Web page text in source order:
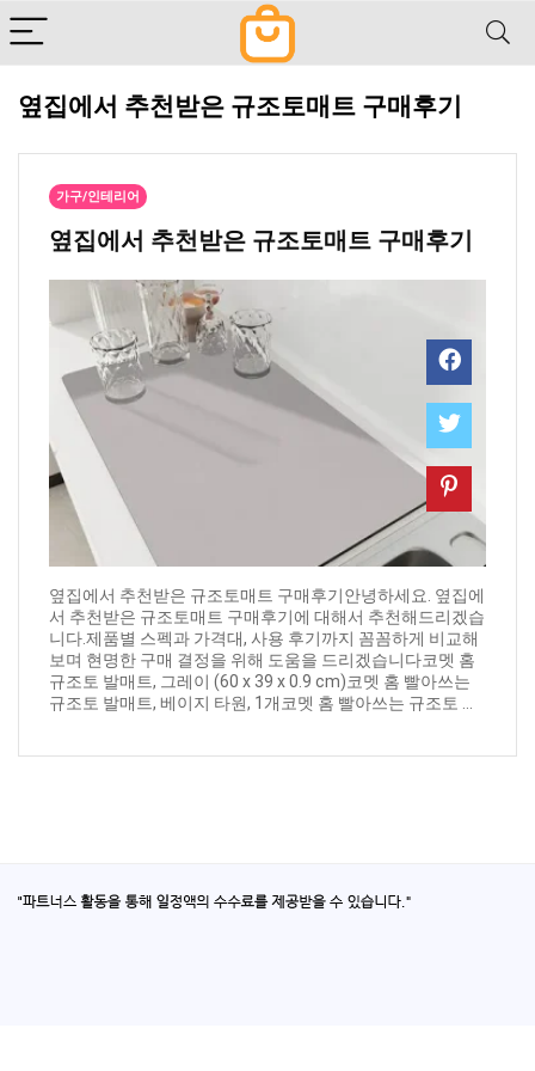
옆집에서 추천받은 규조토매트 구매후기
가구/인테리어
옆집에서 추천받은 규조토매트 구매후기
옆집에서 추천받은 규조토매트 구매후기안녕하세요. 옆집에
서 추천받은 규조토매트 구매후기에 대해서 추천해드리겠습
니다.제품별 스펙과 가격대, 사용 후기까지 꼼꼼하게 비교해
보며 현명한 구매 결정을 위해 도움을 드리겠습니다코멧 홈
규조토 발매트, 그레이 (60 x 39 x 0.9 cm)코멧 홈 빨아쓰는
규조토 발매트, 베이지 타원, 1개코멧 홈 빨아쓰는 규조토 ...